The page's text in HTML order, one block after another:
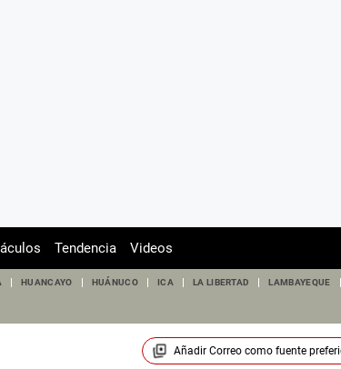
Tendencia Videos
HUANCAYO HUÁNUCO ICA LA LIBERTAD LAMBAYEQUE
Añadir Correocomo fuente